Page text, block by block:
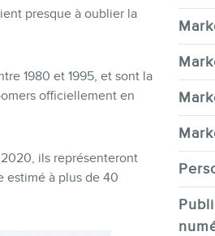
presque à oublier la
1980 et 1995, et sont la
officiellement en
ils représenteront
estimé à plus de 40